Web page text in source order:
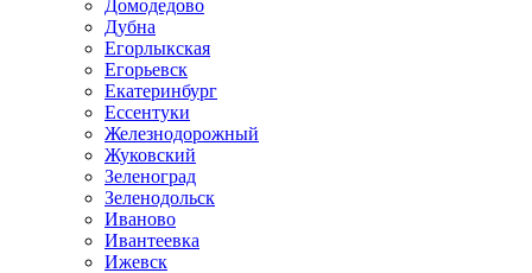
Домодедово
Дубна
Егорлыкская
Егорьевск
Екатеринбург
Ессентуки
Железнодорожный
Жуковский
Зеленоград
Зеленодольск
Иваново
Ивантеевка
Ижевск